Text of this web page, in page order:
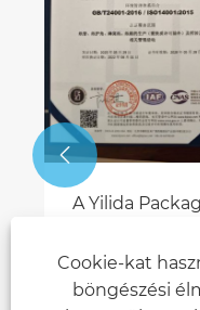
A Yilida
Mutass többet

Cookie-kat
böngészési